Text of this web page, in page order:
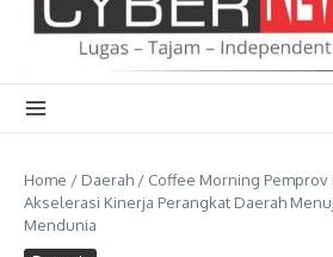
Home / Daerah / Coffee Morning Pemprov
Akselerasi Kinerja Perangkat Daerah
Mendunia